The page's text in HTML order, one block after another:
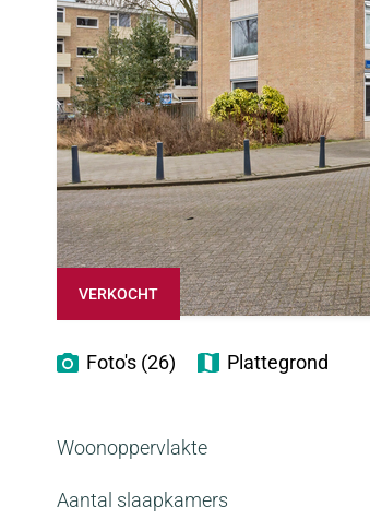
VERKOCHT
Foto's (26) Plattegrond
Woonoppervlakte
Aantal slaapkamers